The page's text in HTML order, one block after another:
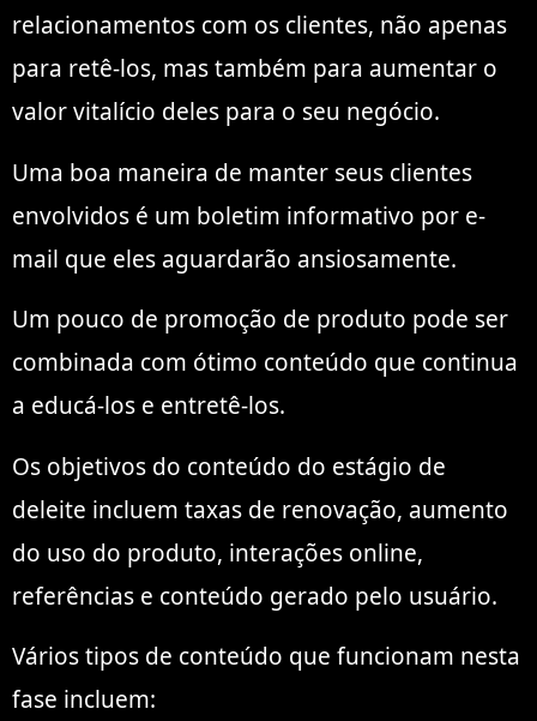
relacionamentos com os clientes, não apenas
para retê-los, mas também para aumentar o
valor vitalício deles para o seu negócio.
Uma boa maneira de manter seus clientes
envolvidos é um boletim informativo por e-
mail que eles aguardarão ansiosamente.
Um pouco de promoção de produto pode ser
combinada com ótimo conteúdo que continua
a educá-los e entretê-los.
Os objetivos do conteúdo do estágio de
deleite incluem taxas de renovação, aumento
do uso do produto, interações online,
referências e conteúdo gerado pelo usuário.
Vários tipos de conteúdo que funcionam nesta
fase incluem: